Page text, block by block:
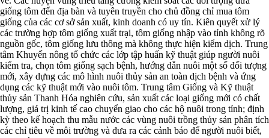
giống tôm đến địa bàn và tuyên truyền cho chủ đồng chỉ mua tôm
giống của các cơ sở sản xuất, kinh doanh có uy tín. Kiên quyết xử lý
các trường hợp tôm giống xuất trại, tôm giống nhập vào tỉnh không rõ
nguồn gốc, tôm giống lưu thông mà không thực hiện kiểm dịch. Trung
tâm Khuyến nông tổ chức các lớp tập huấn kỹ thuật giúp người nuôi
kiểm tra, chọn tôm giống sạch bệnh, hướng dẫn nuôi một số đối tượng
mới, xây dựng các mô hình nuôi thủy sản an toàn dịch bệnh và ứng
dụng các kỹ thuật mới vào nuôi tôm. Trung tâm Giống và Kỹ thuật
thủy sản Thanh Hóa nghiên cứu, sản xuất các loại giống mới có chất
lượng, giá trị kinh tế cao chuyển giao cho các hộ nuôi trong tỉnh; định
kỳ theo kế hoạch thu mẫu nước các vùng nuôi trồng thủy sản phân tích
các chỉ tiêu về môi trường và đưa ra các cảnh báo để người nuôi biết,